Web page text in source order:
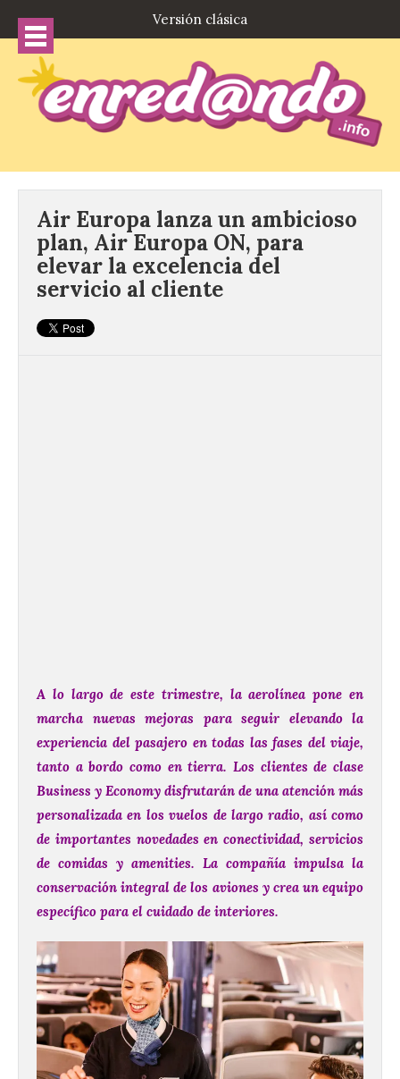
Versión clásica
Air Europa lanza un ambicioso
plan, Air Europa ON, para
elevar la excelencia del
servicio al cliente
A lo largo de este trimestre, la aerolínea pone en
marcha nuevas mejoras para seguir elevando la
experiencia del pasajero en todas las fases del viaje,
tanto a bordo como en tierra. Los clientes de clase
Business y Economy disfrutarán de una atención más
personalizada en los vuelos de largo radio, así como
de importantes novedades en conectividad, servicios
de comidas y amenities. La compañía impulsa la
conservación integral de los aviones y crea un equipo
específico para el cuidado de interiores.